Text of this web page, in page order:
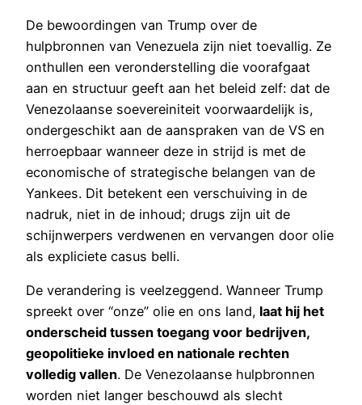
De bewoordingen van Trump over de
hulpbronnen van Venezuela zijn niet toevallig. Ze
onthullen een veronderstelling die voorafgaat
aan en structuur geeft aan het beleid zelf: dat de
Venezolaanse soevereiniteit voorwaardelijk is,
ondergeschikt aan de aanspraken van de VS en
herroepbaar wanneer deze in strijd is met de
economische of strategische belangen van de
Yankees. Dit betekent een verschuiving in de
nadruk, niet in de inhoud; drugs zijn uit de
schijnwerpers verdwenen en vervangen door olie
als expliciete casus belli.
De verandering is veelzeggend. Wanneer Trump
spreekt over “onze” olie en ons land, laat hij het
onderscheid tussen toegang voor bedrijven,
geopolitieke invloed en nationale rechten
volledig vallen. De Venezolaanse hulpbronnen
worden niet langer beschouwd als slecht